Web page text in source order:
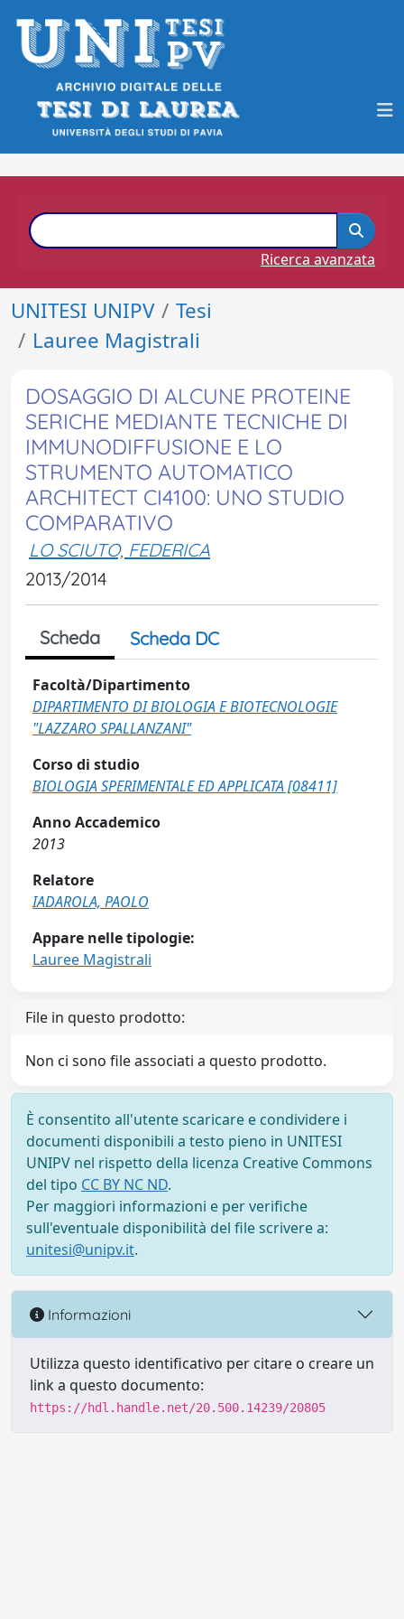
Ricerca avanzata
UNITESI UNIPV
Tesi
Lauree Magistrali
DOSAGGIO DI ALCUNE PROTEINE
SERICHE MEDIANTE TECNICHE DI
IMMUNODIFFUSIONE E LO
STRUMENTO AUTOMATICO
ARCHITECT CI4100: UNO STUDIO
COMPARATIVO
LO SCIUTO, FEDERICA
2013/2014
Scheda Scheda DC
Facoltà/Dipartimento
DIPARTIMENTO DI BIOLOGIA E BIOTECNOLOGIE
"LAZZARO SPALLANZANI"
Corso di studio
BIOLOGIA SPERIMENTALE ED APPLICATA [08411]
Anno Accademico
2013
Relatore
IADAROLA, PAOLO
Appare nelle tipologie:
Lauree Magistrali
File in questo prodotto:
Non ci sono file associati a questo prodotto.
È consentito all'utente scaricare e condividere i
documenti disponibili a testo pieno in UNITESI
UNIPV nel rispetto della licenza Creative Commons
del tipo CC BY NC ND.
Per maggiori informazioni e per verifiche
sull'eventuale disponibilità del file scrivere a:
unitesi@unipv.it.
Informazioni
Utilizza questo identificativo per citare o creare un
link a questo documento:
https://hdl.handle.net/20.500.14239/20805